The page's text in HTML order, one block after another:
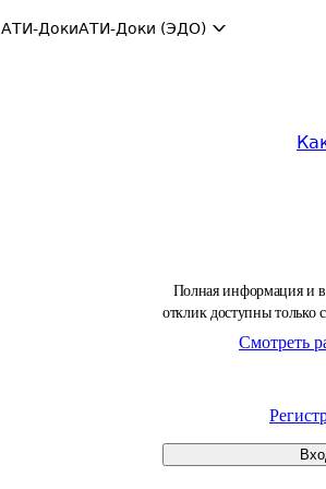
АТИ-ДокиАТИ-Доки (ЭДО)
Полная информация и
отклик доступны только
Смотреть